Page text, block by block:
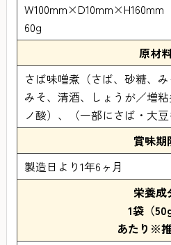
W100mm×D10mm×H160mm
60g
原材
さば味噌煮（さば、砂糖、み
みそ、清酒、しょうが／増
ノ酸）、（一部にさば・大豆
賞味期
製造日より1年6ヶ月
栄養成
1袋（50g
あたり※